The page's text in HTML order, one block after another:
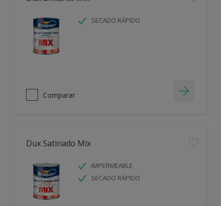
SECADO RÁPIDO
Comparar
Dux Satinado Mix
IMPERMEABLE
SECADO RÁPIDO